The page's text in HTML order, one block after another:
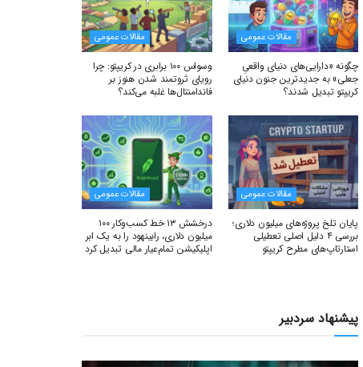
مقالات عمومی
چگونه «دارایی‌های دنیای واقعیِ
جعلی» به جدیدترین جنون دنیای
کریپتو تبدیل شدند؟
مقالات عمومی
وسواس ۱۰۰ برابری در کریپتو: چرا
رویای ثروتمند شدن هنوز بر
فاندامنتال‌ها غلبه می‌کند؟
مقالات عمومی
پایان تلخ پروژه‌های میلیون دلاری؛
بررسی ۴ دلیل اصلی تعطیلی
استارتاپ‌های مطرح کریپتو
مقالات عمومی
درخشش ۱۳ خط کسب‌وکار ۱۰۰
میلیون دلاری، رابینهود را به یک ابر
اپلیکیشن تمام‌عیار مالی تبدیل کرد
پیشنهاد سردبیر